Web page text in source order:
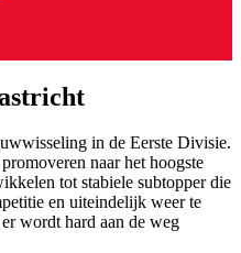
in de Eerste Divisie.
naar het hoogste
tot stabiele subtopper die
en uiteindelijk weer te
wordt hard aan de weg